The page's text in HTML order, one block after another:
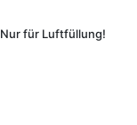
Nur für Luftfüllung!